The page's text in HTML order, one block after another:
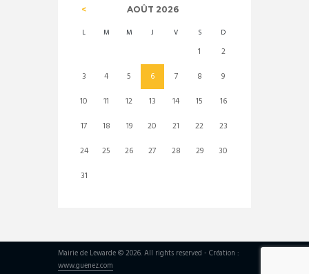
AOÛT 2026
L M M J V S D
1
2
3
4 5 6 7 8
9
10
11 12 13 14 15
16
17
18 19 20 21 22
23
24
25 26 27 28 29
30
31
Mairie de Lewarde © 2026. All rights reserved - Création :
www.guenez.com